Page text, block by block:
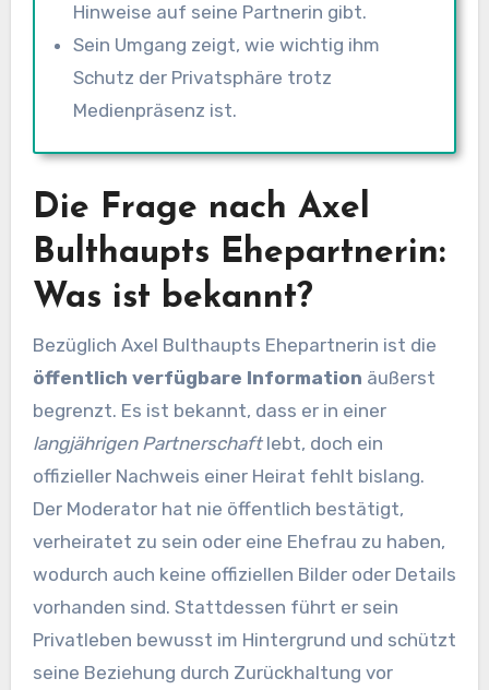
Hinweise auf seine Partnerin gibt.
Sein Umgang zeigt, wie wichtig ihm
Schutz der Privatsphäre trotz
Medienpräsenz ist.
Die Frage nach Axel
Bulthaupts Ehepartnerin:
Was ist bekannt?
Bezüglich Axel Bulthaupts Ehepartnerin ist die
öffentlich verfügbare Information äußerst
begrenzt. Es ist bekannt, dass er in einer
langjährigen Partnerschaftlebt, doch ein
offizieller Nachweis einer Heirat fehlt bislang.
Der Moderator hat nie öffentlich bestätigt,
verheiratet zu sein oder eine Ehefrau zu haben,
wodurch auch keine offiziellen Bilder oder Details
vorhanden sind. Stattdessen führt er sein
Privatleben bewusst im Hintergrund und schützt
seine Beziehung durch Zurückhaltung vor